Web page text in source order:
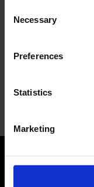
Selection
Necessary
Preferences
Statistics
Marketing
L’universo
Nessun